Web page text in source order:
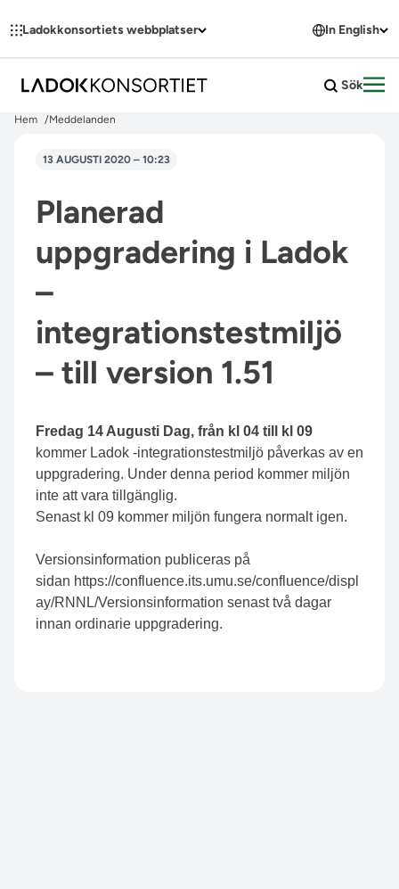
Ladokkonsortiets webbplatser In English
Sök
Hem Meddelanden
13 AUGUSTI 2020 – 10:23
Planerad
uppgradering i Ladok
–
integrationstestmiljö
– till version 1.51
Fredag 14 Augusti Dag, från kl 04 till kl 09
kommer Ladok -integrationstestmiljö påverkas av en
uppgradering. Under denna period kommer miljön
inte att vara tillgänglig.
Senast kl 09 kommer miljön fungera normalt igen.
Versionsinformation publiceras på
sidan https://confluence.its.umu.se/confluence/displ
ay/RNNL/Versionsinformation senast två dagar
innan ordinarie uppgradering.